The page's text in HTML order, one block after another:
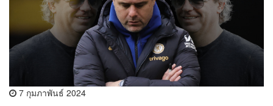
7 กุมภาพันธ์ 2024